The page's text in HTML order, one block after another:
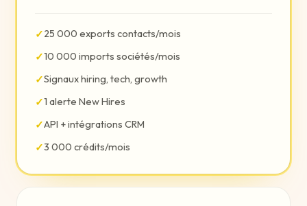
✓25 000 exports contacts/mois
✓10 000 imports sociétés/mois
✓Signaux hiring, tech, growth
✓1 alerte New Hires
✓API + intégrations CRM
✓3 000 crédits/mois